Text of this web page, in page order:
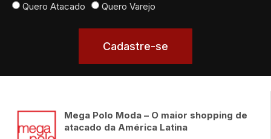
Quero Atacado Quero Varejo
Cadastre-se
Mega Polo Moda – O maior shopping de
atacado da América Latina